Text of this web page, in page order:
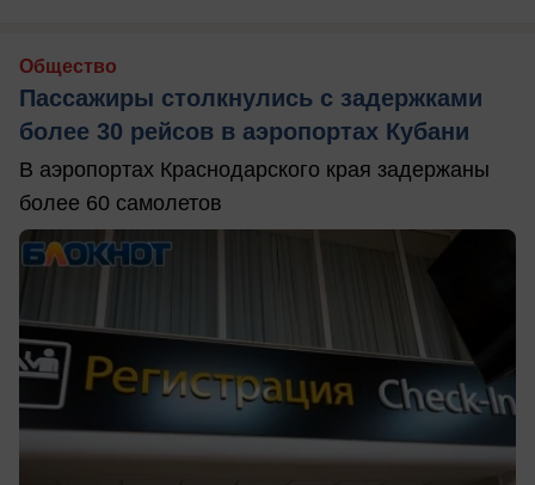
Общество
Пассажиры столкнулись с задержками
более 30 рейсов в аэропортах Кубани
В аэропортах Краснодарского края задержаны
более 60 самолетов